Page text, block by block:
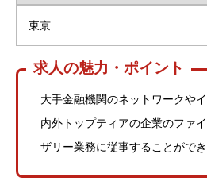
東京
求人の魅力・ポイント
大手金融機関のネットワークや
内外トップティアの企業のファ
ザリー業務に従事することができ